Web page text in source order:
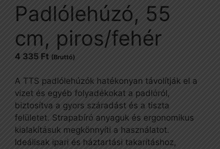
Padlólehúzó, 55
cm, piros/fehér
4 335 Ft (Bruttó)
A TTS padlólehúzók hatékonyan távolítják el a
vizet és egyéb folyadékokat a padlóról,
biztosítva a gyors száradást és a tiszta
felületet. Strapabíró anyaguk és ergonomikus
kialakításuk megkönnyíti a használatot.
Ideálisak ipari és háztartási takarításhoz,